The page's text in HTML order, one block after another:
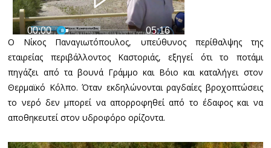
Ο Νίκος Παναγιωτόπουλος, υπεύθυνος περίθαλψης της
εταιρείας περιβάλλοντος Καστοριάς, εξηγεί ότι το ποτάμι
πηγάζει από τα βουνά Γράμμο και Βόιο και καταλήγει στον
Θερμαϊκό Κόλπο. Όταν εκδηλώνονται ραγδαίες βροχοπτώσεις
το νερό δεν μπορεί να απορροφηθεί από το έδαφος και να
αποθηκευτεί στον υδροφόρο ορίζοντα.